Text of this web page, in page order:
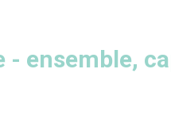
- ensemble,